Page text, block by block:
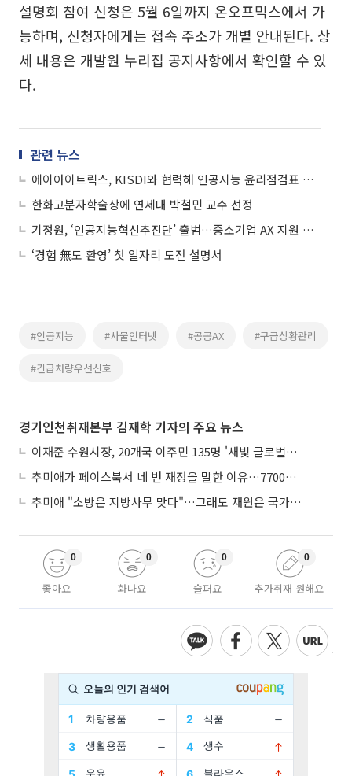
설명회 참여 신청은 5월 6일까지 온오프믹스에서 가
능하며, 신청자에게는 접속 주소가 개별 안내된다. 상
세 내용은 개발원 누리집 공지사항에서 확인할 수 있
다.
관련 뉴스
에이아이트릭스, KISDI와 협력해 인공지능 윤리점검표 발표
한화고분자학술상에 연세대 박철민 교수 선정
기정원, ‘인공지능혁신추진단’ 출범…중소기업 AX 지원 강화
‘경험 無도 환영’ 첫 일자리 도전 설명서
#인공지능 #사물인터넷 #공공AX #구급상황관리
#긴급차량우선신호
경기인천취재본부 김재학 기자의 주요 뉴스
이재준 수원시장, 20개국 이주민 135명 '새빛 글로벌프렌즈' 위촉
추미애가 페이스북서 네 번 재정을 말한 이유…7700억 추경 열쇠는 도의회에
추미애 "소방은 지방사무 맞다"…그래도 재원은 국가가 나눠야
좋아요
0
화나요
0
슬퍼요
0
추가취재 원해요
0